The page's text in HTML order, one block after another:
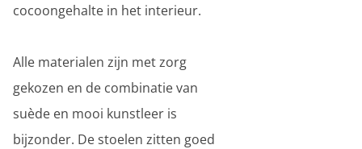
cocoongehalte in het interieur.
Alle materialen zijn met zorg
gekozen en de combinatie van
suède en mooi kunstleer is
bijzonder. De stoelen zitten goed